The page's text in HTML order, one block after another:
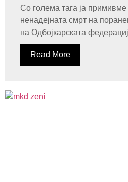
Со голема тага ја примивме
ненадејната смрт на
на Одбојкарската
Read More